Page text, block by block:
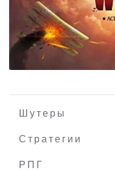
Шутеры
Стратегии
РПГ